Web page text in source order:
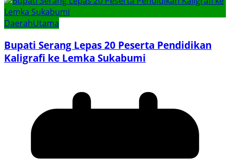
DaerahUtama
Bupati Serang Lepas 20 Peserta Pendidikan
Kaligrafi ke Lemka Sukabumi